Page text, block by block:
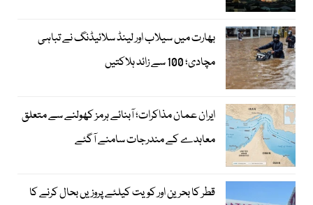
بھارت میں سیلاب اور لینڈ سلائیڈنگ نے تباہی
مچادی؛ 100 سے زائد ہلاکتیں
ایران عمان مذاکرات؛ آبنائے ہرمز کھولنے سے متعلق
معاہدے کے مندرجات سامنے آگئے
قطر کا بحرین اور کویت کیلئے پروزیں بحال کرنے کا